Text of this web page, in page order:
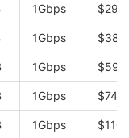
1Gbps
1Gbps
1Gbps
1Gbps
1Gbps